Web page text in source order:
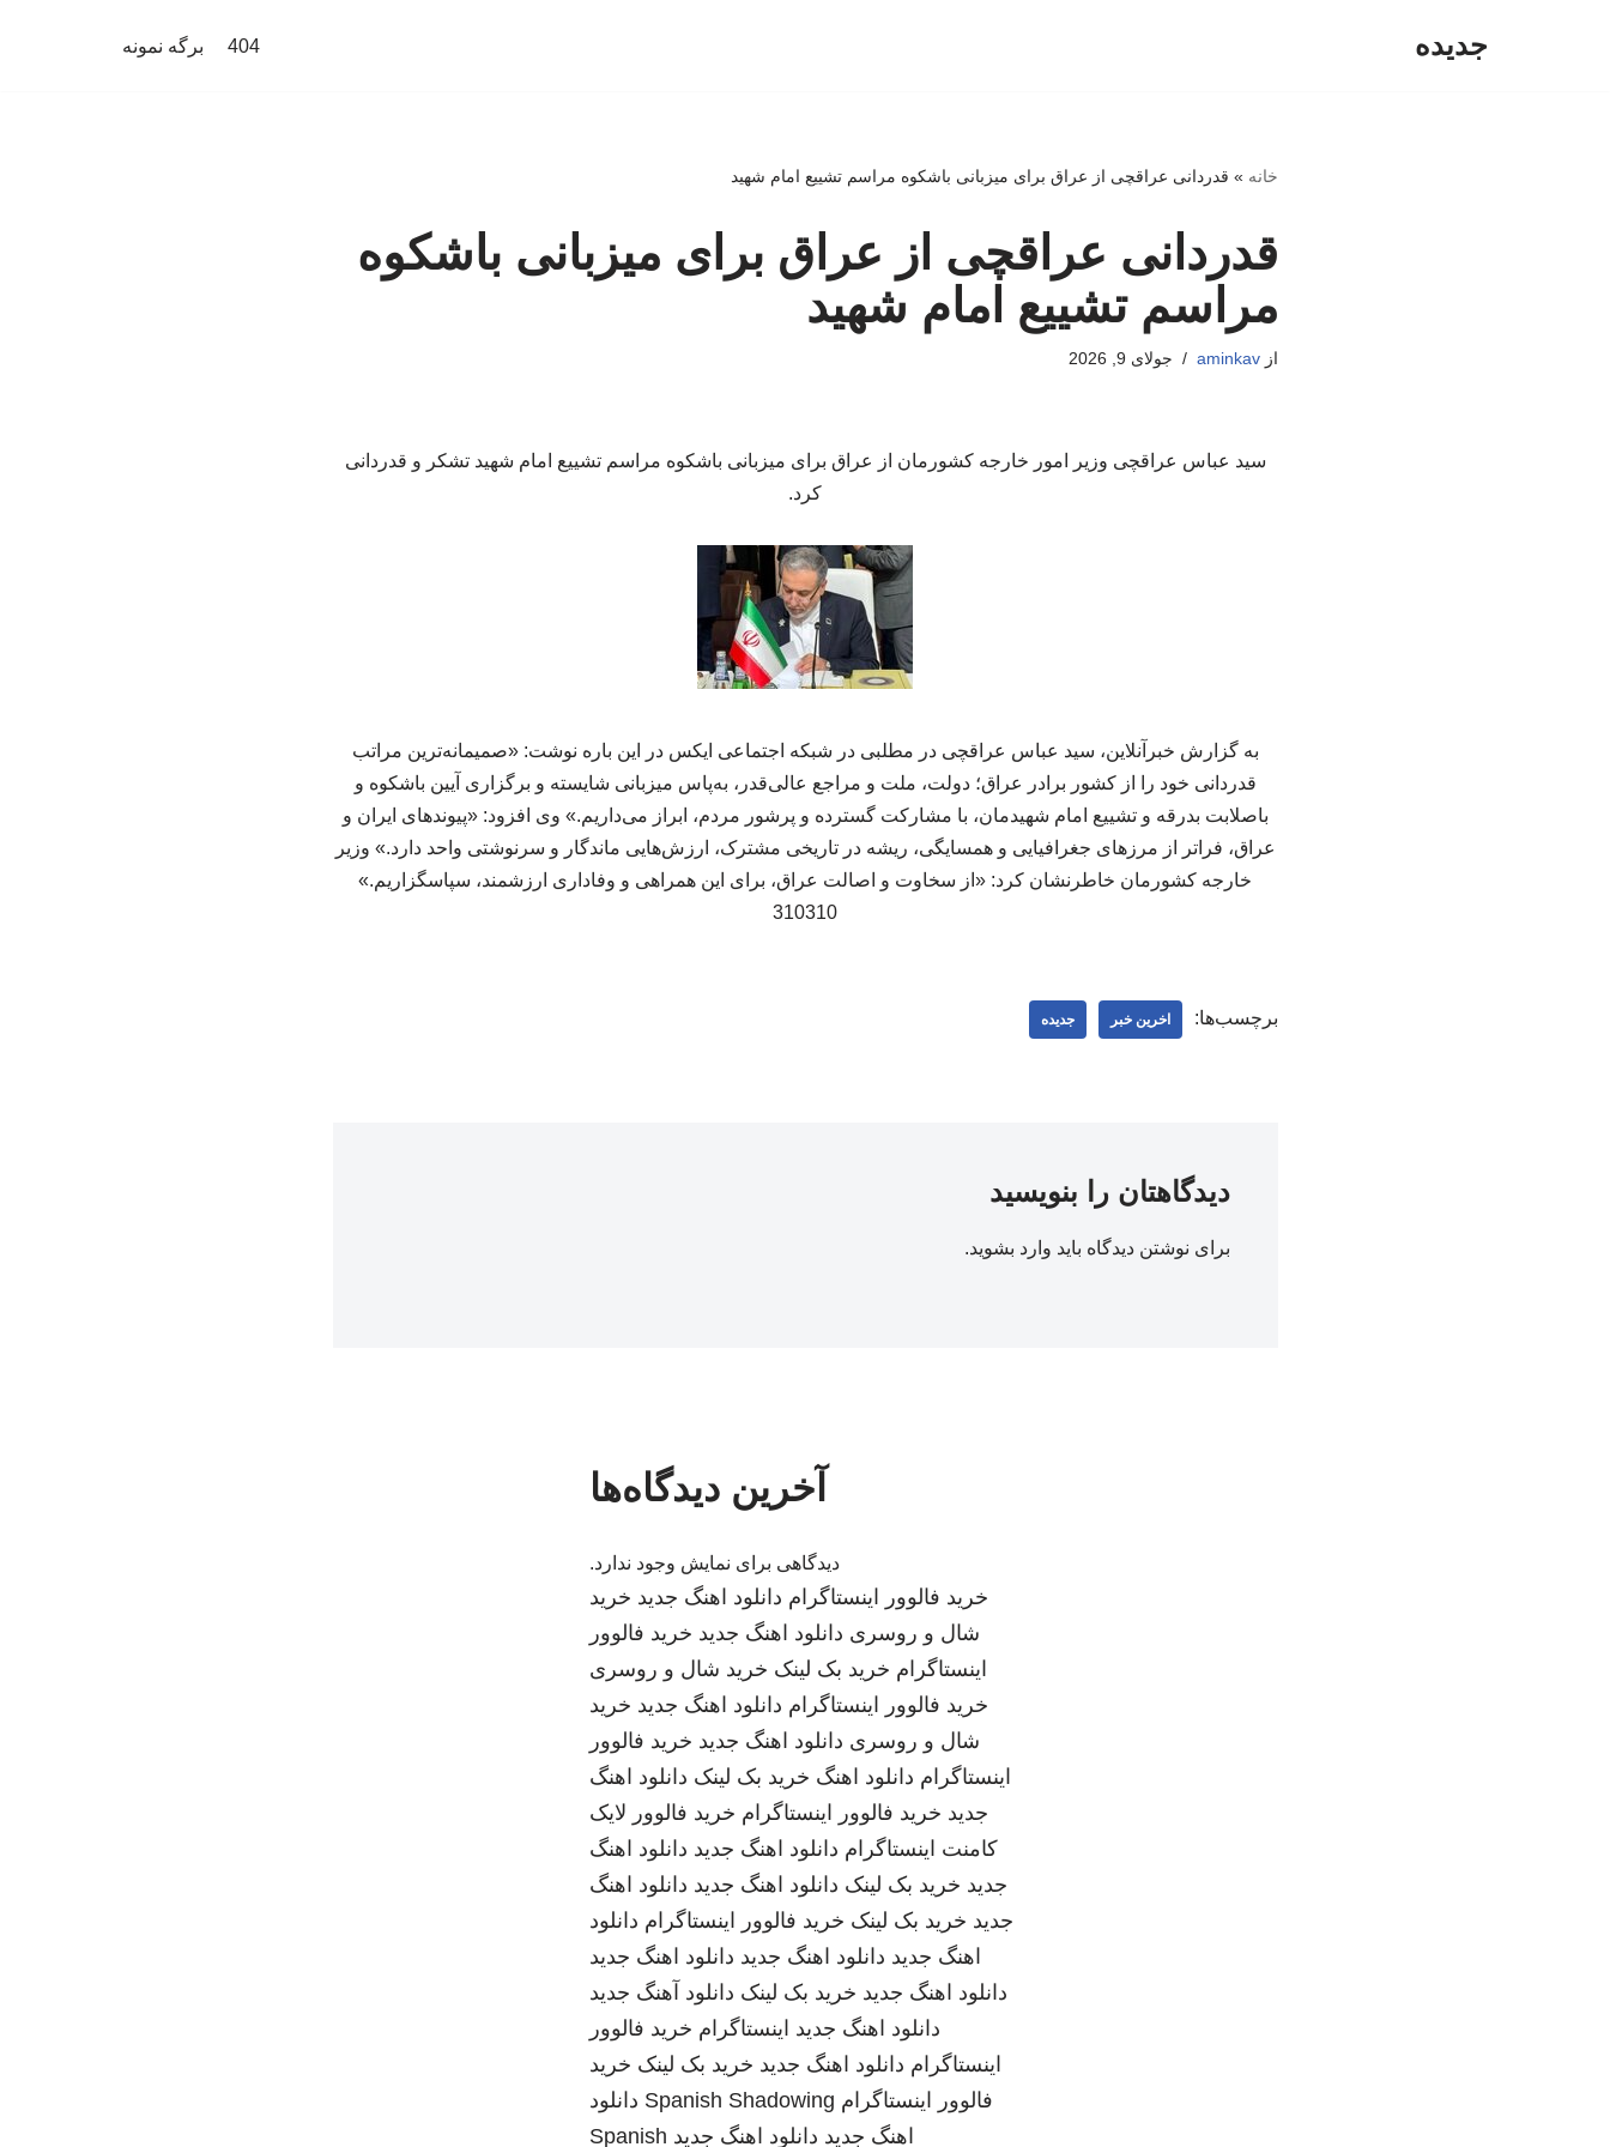
جدیده 404 برگه نمونه
خانه » قدردانی عراقچی از عراق برای میزبانی باشکوه مراسم تشییع امام شهید
قدردانی عراقچی از عراق برای میزبانی باشکوه
مراسم تشییع امام شهید
ازaminkav جولای 9, 2026
سید عباس عراقچی وزیر امور خارجه کشورمان از عراق برای میزبانی باشکوه مراسم تشییع امام شهید تشکر و قدردانی
کرد.
به گزارش خبرآنلاین، سید عباس عراقچی در مطلبی در شبکه اجتماعی ایکس در این باره نوشت: «صمیمانه‌ترین مراتب
قدردانی خود را از کشور برادر عراق؛ دولت، ملت و مراجع عالی‌قدر، به‌پاس میزبانی شایسته و برگزاری آیین باشکوه و
باصلابت بدرقه و تشییع امام شهیدمان، با مشارکت گسترده و پرشور مردم، ابراز می‌داریم.» وی افزود: «پیوندهای ایران و
عراق، فراتر از مرزهای جغرافیایی و همسایگی، ریشه در تاریخی مشترک، ارزش‌هایی ماندگار و سرنوشتی واحد دارد.» وزیر
خارجه کشورمان خاطرنشان کرد: «از سخاوت و اصالت عراق، برای این همراهی و وفاداری ارزشمند، سپاسگزاریم.»
310310
برچسب‌ها: اخرین خبر جدیده
دیدگاهتان را بنویسید
برای نوشتن دیدگاه باید وارد بشوید.
آخرین دیدگاه‌ها
دیدگاهی برای نمایش وجود ندارد.
خرید فالوور اینستاگرام دانلود اهنگ جدید خرید
شال و روسری دانلود اهنگ جدید خرید فالوور
اینستاگرام خرید بک لینک خرید شال و روسری
خرید فالوور اینستاگرام دانلود اهنگ جدید خرید
شال و روسری دانلود اهنگ جدید خرید فالوور
اینستاگرام دانلود اهنگ خرید بک لینک دانلود اهنگ
جدید خرید فالوور اینستاگرام خرید فالوور لایک
کامنت اینستاگرام دانلود اهنگ جدید دانلود اهنگ
جدید خرید بک لینک دانلود اهنگ جدید دانلود اهنگ
جدید خرید بک لینک خرید فالوور اینستاگرام دانلود
اهنگ جدید دانلود اهنگ جدید دانلود اهنگ جدید
دانلود اهنگ جدید خرید بک لینک دانلود آهنگ جدید
دانلود اهنگ جدید اینستاگرام خرید فالوور
اینستاگرام دانلود اهنگ جدید خرید بک لینک خرید
فالوور اینستاگرام Spanish Shadowing دانلود
اهنگ جدید دانلود اهنگ جدید Spanish